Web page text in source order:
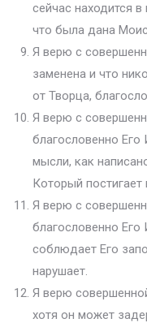
сейчас находится
что была дана
Я верю с
заменена и что
от Творца,
Я верю с
благословенно
мысли, как
Который постигает
Я верю с
благословенно Его
соблюдает Его
нарушает.
Я верю
хотя он может